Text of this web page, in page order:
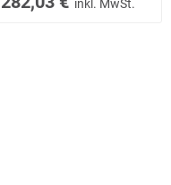
inkl. MwSt.